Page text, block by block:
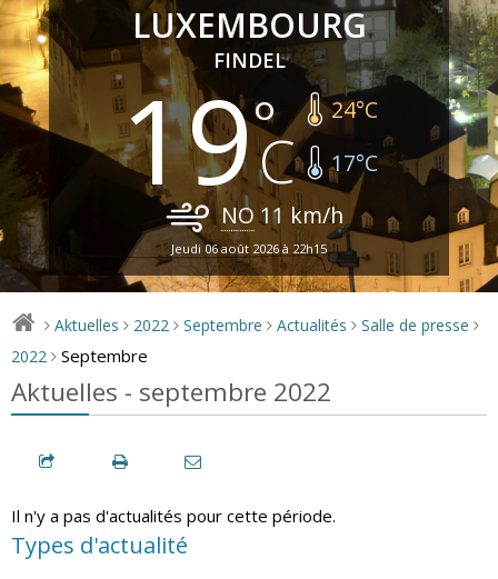
LUXEMBOURG
FINDEL
19 24°C
17°C
NO 11 km/h
Jeudi 06 août 2026 à 22h15
> Aktuelles > 2022 > Septembre > Actualités > Salle de presse >
2022 > Septembre
Aktuelles - septembre 2022
Il n'y a pas d'actualités pour cette période.
Types d'actualité